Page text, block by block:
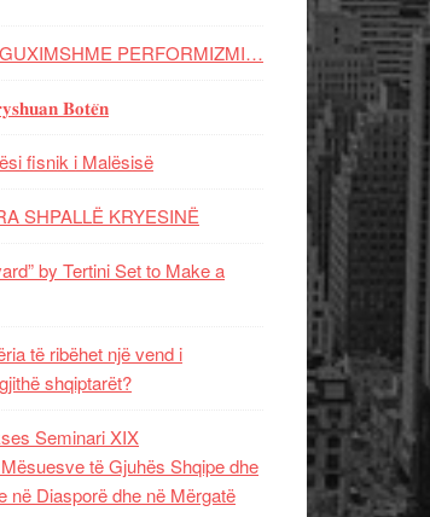
PERFORMIZMI…
𝐁𝐨𝐭𝐞̈𝐧
fisnik i Malësisë
SHPALLË KRYESINË
by Tertini Set to Make a
të ribëhet një vend i
shqiptarët?
Seminari XIX
të Gjuhës Shqipe dhe
në Diasporë dhe në Mërgatë